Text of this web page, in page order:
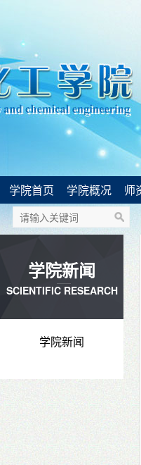
学院首页 学院概况 师
学院新闻
SCIENTIFIC RESEARCH
学院新闻